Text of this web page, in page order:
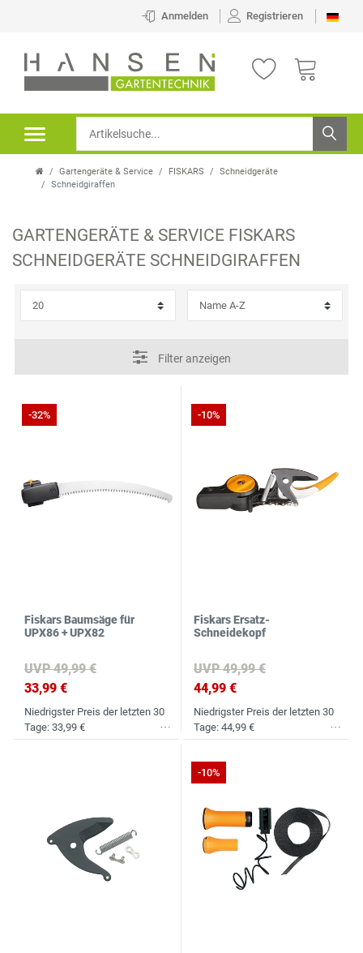
Anmelden Registrieren
Gartengeräte & Service FISKARS
Schneidgeräte
Schneidgiraffen
GARTENGERÄTE & SERVICE FISKARS
SCHNEIDGERÄTE SCHNEIDGIRAFFEN
Filter anzeigen
-32%
Fiskars Baumsäge für
UPX86 + UPX82
UVP 49,99 €
33,99 €
Niedrigster Preis der letzten 30
Tage: 33,99 €
-10%
Fiskars Ersatz-
Schneidekopf
UVP 49,99 €
44,99 €
Niedrigster Preis der letzten 30
Tage: 44,99 €
-10%
K
T
O
P